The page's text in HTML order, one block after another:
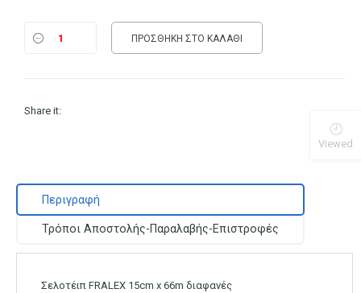
ΠΡΟΣΘΉΚΗ ΣΤΟ ΚΑΛΆΘΙ
Share it:
Περιγραφή
Τρόποι Αποστολής-Παραλαβής-Επιστροφές
Σελοτέιπ FRALEX 15cm x 66m διαφανές
Viewed